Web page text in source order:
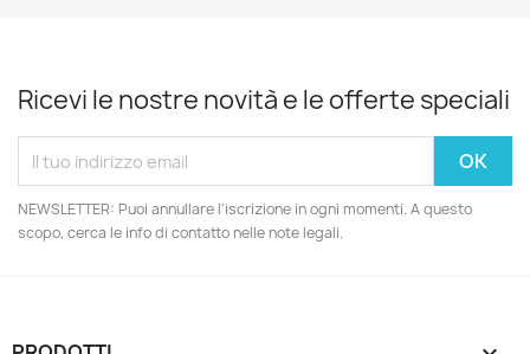
Ricevi le nostre novità e le offerte speciali
NEWSLETTER: Puoi annullare l'iscrizione in ogni momenti. A questo
scopo, cerca le info di contatto nelle note legali.